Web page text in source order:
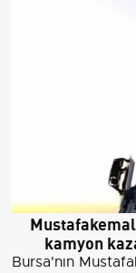
kamyon
Bursa'nın